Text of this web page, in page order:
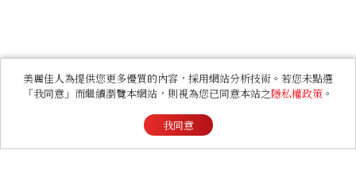
美麗佳人為提供您更多優質的內容，採用網站分析技術。若您未點選
「我同意」而繼續瀏覽本網站，則視為您已同意本站之隱私權政策 。
我同意